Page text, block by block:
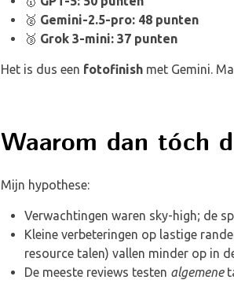
🥈 Gemini-2.5-pro: 48 punten
🥉 Grok 3-mini: 37 punten
Het is dus een fotofinish met Gemini.
Waarom dan tóch
Mijn hypothese:
Verwachtingen waren sky-high; de
Kleine verbeteringen op lastige
resource talen) vallen minder op in
De meeste reviews testen algemene